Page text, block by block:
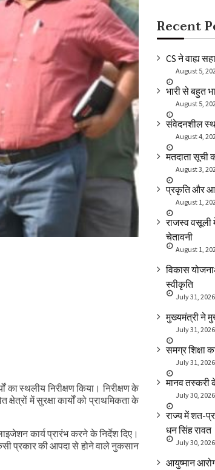
स्थलीय निरीक्षण किया। निरीक्षण के
में सुरक्षा कार्यों को प्राथमिकता के
कार्य प्रारंभ करने के निर्देश दिए।
प्रकार की आपदा से होने वाले नुकसान
Recent
CS ने वाह्य
August 5,
भारी से बहुत
August 5,
संवेदनशील
August 4,
मतदाता सूची
August 3,
प्रकृति और
August 1,
राजस्व वसूली
चेतावनी
August 1,
विकास
स्वीकृति
July 31, 2026
मुख्यमंत्री ने
July 31, 2026
समग्र शिक्षा
July 31, 2026
मानव तस्करी
July 30, 2026
राज्य में शत-
धन सिंह रावत
July 30, 2026
आयुष्मान